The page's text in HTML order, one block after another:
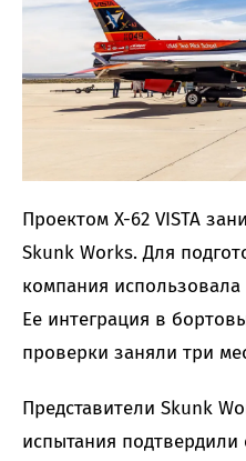
Проектом X-62 VISTA
Skunk Works. Для
компания
Ее интеграция в
проверки заняли три
Представители Skunk
испытания подтвердили